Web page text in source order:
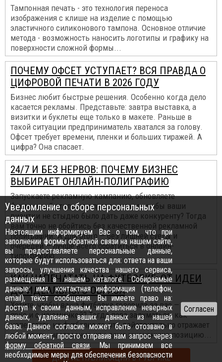
Тампонная печать - это технология переноса
изображения с клише на изделие с помощью
эластичного силиконового тампона. Основное отличие
метода - возможность наносить логотипы и графику на
поверхности сложной формы...
ПОЧЕМУ ОФСЕТ УСТУПАЕТ? ВСЯ ПРАВДА О
ЦИФРОВОЙ ПЕЧАТИ В 2026 ГОДУ
Бизнес любит быстрые решения. Особенно когда дело
касается рекламы. Представьте: завтра выставка, а
визитки и буклеты еще только в макете. Раньше в
такой ситуации предприниматель хватался за голову.
Офсет требует времени, пленки и больших тиражей. А
цифра? Она спасает.
24/7 И БЕЗ НЕРВОВ: ПОЧЕМУ БИЗНЕС
ВЫБИРАЕТ ОНЛАЙН-ПОЛИГРАФИЮ
Запускаете рекламную кампанию, обновляете
фирменный стиль или просто хотите, чтобы ваши
визитки не стыдно было дать даже конкуренту? Тогда
вам точно не обойтись без качественной рекламной
полиграфии. А для этого — без лишней суеты и
очередей — лучше всего обратиться в онлайн-
типографию...
КАК НАПЕЧАТАТЬ НА ФУТБОЛКЕ: ОТ ИДЕИ
ДО ИДЕАЛЬНОГО ОБРАЗА
Хотите, чтобы ваша футболка говорила за вас — громко,
ярко и с изюминкой? Тогда пора задуматься, как
напечатать на футболке то, что действительно отражает
ваш стиль, настроение или даже жизненную позицию...
ДРУГИЕ ПУБЛИКАЦИИ В РУБРИКЕ
Уведомление о сборе персональных
данных
Настоящим информируем Вас о том, что при
заполнении формы обратной связи на нашем сайте,
вы предоставляете персональные данные,
которые будут использоваться для: ответа на ваши
запросы, улучшения качества нашего сервиса,
размещения в нашем каталоге. Собираемые
данные: имя, контактная информация (телефон,
email), текст сообщения. Вы имеете право на:
доступ к своим данным, исправление неверных
данных, удаление ваших данных из нашей
базы. Данное согласие может быть отозвано в
любой момент, просто отправив нам запрос через
форму обратной связи. Мы принимаем все
необходимые меры для обеспечения безопасности